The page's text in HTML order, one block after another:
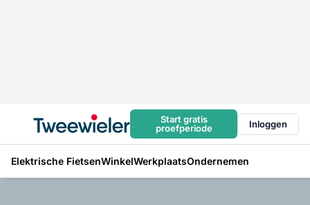
Start gratis
proefperiode
Inloggen
Elektrische FietsenWinkelWerkplaatsOndernemen